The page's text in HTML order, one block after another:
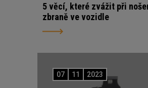
5 věcí, které zvážit při
zbraně ve vozidle
07 11 2023